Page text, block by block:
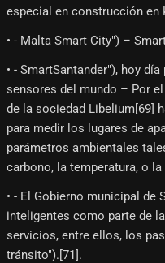
especial en construcción en
• - Malta Smart City") –
• - SmartSantander"), hoy
sensores del mundo – Por
de la sociedad Libelium[69]​
para medir los lugares de
parámetros ambientales
carbono, la temperatura, o la
• - El Gobierno municipal
inteligentes como parte de
servicios, entre ellos, los
tránsito").[71]​.